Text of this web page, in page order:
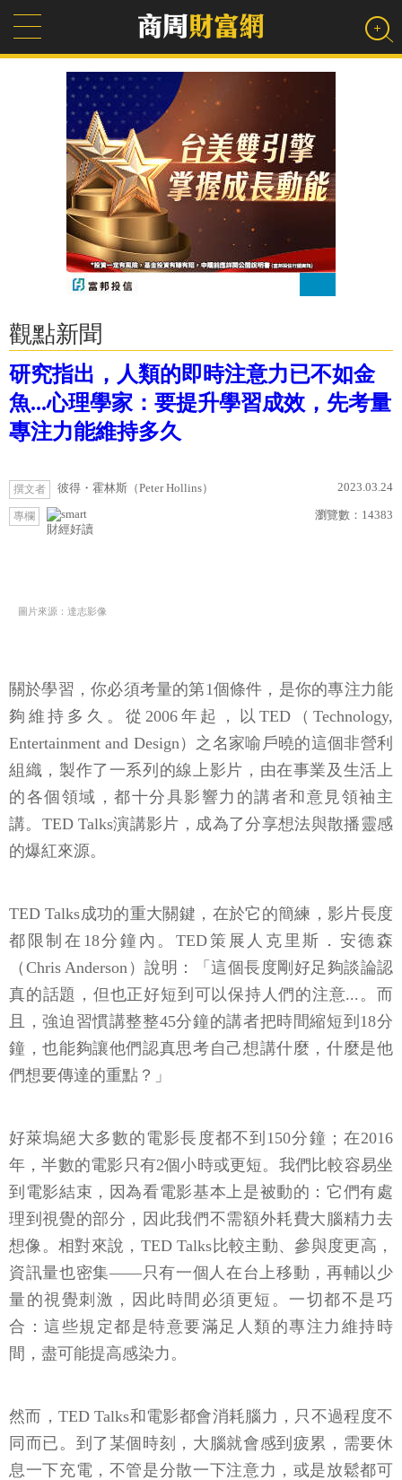
觀點新聞
研究指出，人類的即時注意力已不如金
魚...心理學家：要提升學習成效，先考量
專注力能維持多久
撰文者 彼得・霍林斯（Peter Hollins） 2023.03.24
專欄
財經好讀
瀏覽數： 14383
圖片來源：達志影像
關於學習，你必須考量的第1個條件，是你的專注力能
夠維持多久。從2006年起，以TED（Technology,
Entertainment and Design）之名家喻戶曉的這個非營利
組織，製作了一系列的線上影片，由在事業及生活上
的各個領域，都十分具影響力的講者和意見領袖主
講。TED Talks演講影片，成為了分享想法與散播靈感
的爆紅來源。
TED Talks成功的重大關鍵，在於它的簡練，影片長度
都限制在18分鐘內。TED策展人克里斯．安德森
（Chris Anderson）說明：「這個長度剛好足夠談論認
真的話題，但也正好短到可以保持人們的注意...。而
且，強迫習慣講整整45分鐘的講者把時間縮短到18分
鐘，也能夠讓他們認真思考自己想講什麼，什麼是他
們想要傳達的重點？」
好萊塢絕大多數的電影長度都不到150分鐘；在2016
年，半數的電影只有2個小時或更短。我們比較容易坐
到電影結束，因為看電影基本上是被動的：它們有處
理到視覺的部分，因此我們不需額外耗費大腦精力去
想像。相對來說，TED Talks比較主動、參與度更高，
資訊量也密集——只有一個人在台上移動，再輔以少
量的視覺刺激，因此時間必須更短。一切都不是巧
合：這些規定都是特意要滿足人類的專注力維持時
間，盡可能提高感染力。
然而，TED Talks和電影都會消耗腦力，只不過程度不
同而已。到了某個時刻，大腦就會感到疲累，需要休
息一下充電，不管是分散一下注意力，或是放鬆都可